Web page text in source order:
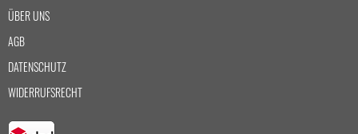
ÜBER UNS
AGB
DATENSCHUTZ
WIDERRUFSRECHT